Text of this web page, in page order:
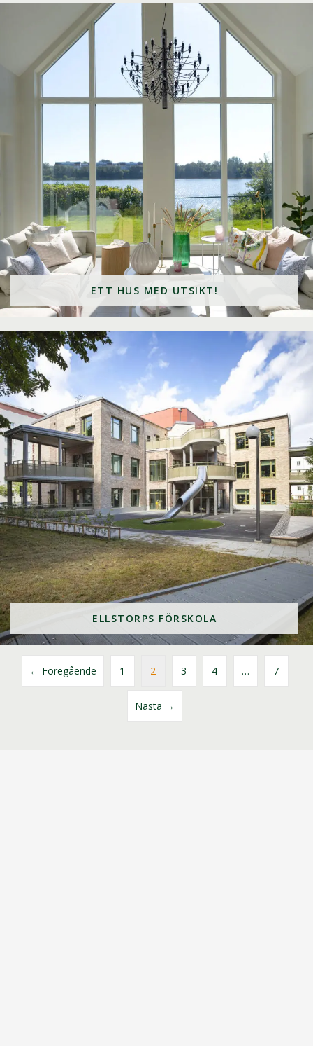
ETT HUS MED UTSIKT!
ELLSTORPS FÖRSKOLA
← Föregående 1 2 3 4 … 7
Nästa →